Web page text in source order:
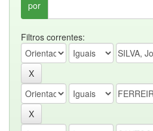
por
Filtros correntes: